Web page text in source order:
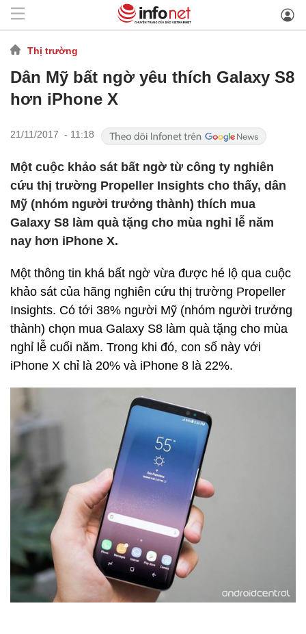
Thị trường
Dân Mỹ bất ngờ yêu thích Galaxy S8
hơn iPhone X
21/11/2017 - 11:18
Một cuộc khảo sát bất ngờ từ công ty nghiên
cứu thị trường Propeller Insights cho thấy, dân
Mỹ (nhóm người trưởng thành) thích mua
Galaxy S8 làm quà tặng cho mùa nghỉ lễ năm
nay hơn iPhone X.
Một thông tin khá bất ngờ vừa được hé lộ qua cuộc
khảo sát của hãng nghiên cứu thị trường Propeller
Insights. Có tới 38% người Mỹ (nhóm người trưởng
thành) chọn mua Galaxy S8 làm quà tặng cho mùa
nghỉ lễ cuối năm. Trong khi đó, con số này với
iPhone X chỉ là 20% và iPhone 8 là 22%.